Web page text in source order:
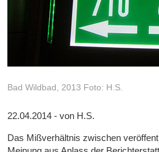
Bad Wildbad, 2013 Foto: H.S.
22.04.2014 - von H.S.
Das Mißverhältnis zwischen